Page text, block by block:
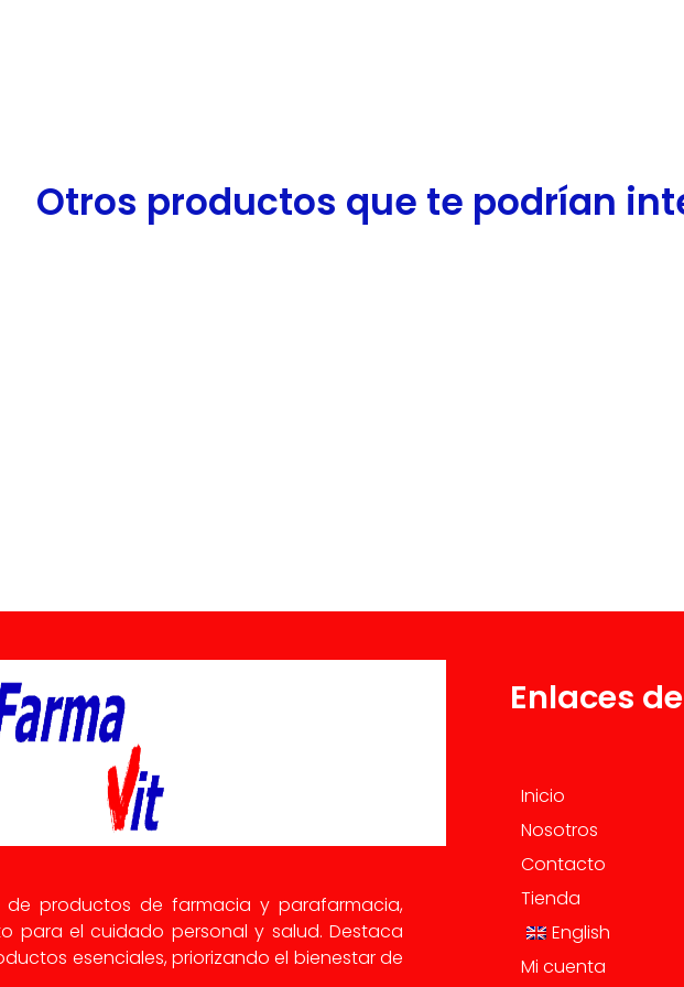
Otros productos que te podrían
de productos de farmacia y parafarmacia,
para el cuidado personal y salud. Destaca
esenciales, priorizando el bienestar de
Enlaces
Inicio
Nosotros
Contacto
Tienda
English
Mi cuenta